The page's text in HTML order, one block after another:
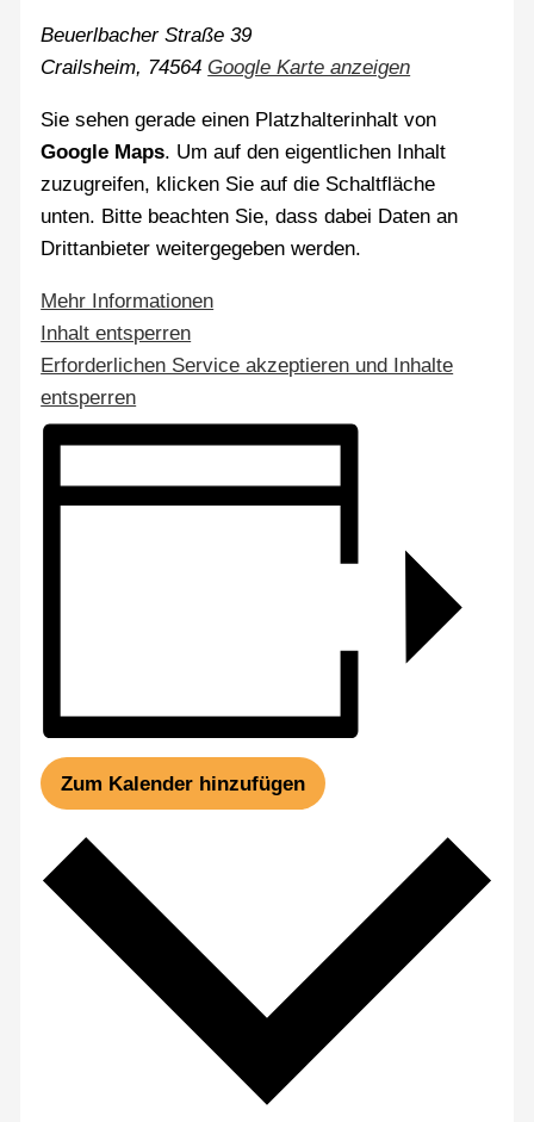
Beuerlbacher Straße 39
Crailsheim, 74564 Google Karte anzeigen
Sie sehen gerade einen Platzhalterinhalt von
Google Maps. Um auf den eigentlichen Inhalt
zuzugreifen, klicken Sie auf die Schaltfläche
unten. Bitte beachten Sie, dass dabei Daten an
Drittanbieter weitergegeben werden.
Mehr Informationen
Inhalt entsperren
Erforderlichen Service akzeptieren und Inhalte
entsperren
Zum Kalender hinzufügen